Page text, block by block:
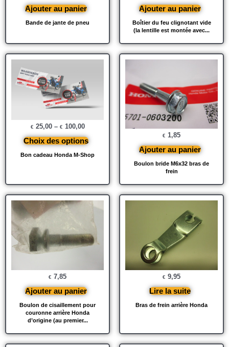
Bande de jante de pneu
Ajouter au panier
Boîtier du feu clignotant vide
(la lentille est montée avec...
Ajouter au panier
Bon cadeau Honda M-Shop
€ 25,00– € 100,00
Choix des options
Boulon bride M6x32 bras de
frein
€ 1,85
Ajouter au panier
Boulon de cisaillement pour
couronne arrière Honda
d’origine (au premier...
€ 7,85
Ajouter au panier
Bras de frein arrière Honda
€ 9,95
Lire la suite